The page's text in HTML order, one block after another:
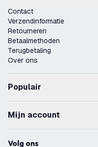
Contact
Verzendinformatie
Retourneren
Betaalmethoden
Terugbetaling
Over ons
Populair
Mijn account
Volg ons